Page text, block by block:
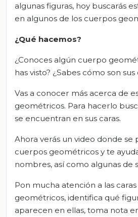
algunas figuras, hoy buscarás
en algunos de los cuerpos
¿Qué hacemos?
¿Conoces algún cuerpo
has visto? ¿Sabes cómo son sus
Vas a conocer más acerca de
geométricos. Para hacerlo
se encuentran en sus caras.
Ahora verás un video donde se
cuerpos geométricos y te
nombres, así como algunas de
Pon mucha atención a las
geométricos, identifica qué
aparecen en ellas, toma nota